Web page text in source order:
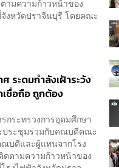
ามความก้าวหน้าของ
งหวัดปราจีนบุรี โดยคณะ
ระดมกำลังเฝ้าระวัง
เชื่อถือ ถูกต้อง
กระทรวงการอุดมศึกษา
ประชุมร่วมกับคณบดีคณะ
บดีและผู้แทนจากโรง
ดตามความก้าวหน้าของ